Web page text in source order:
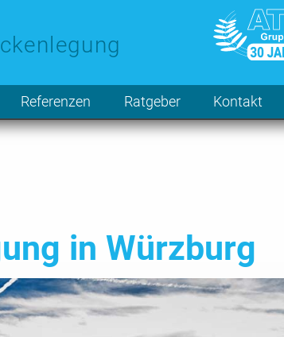
Referenzen Ratgeber Kontakt
in Würzburg